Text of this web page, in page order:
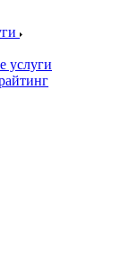
услуги